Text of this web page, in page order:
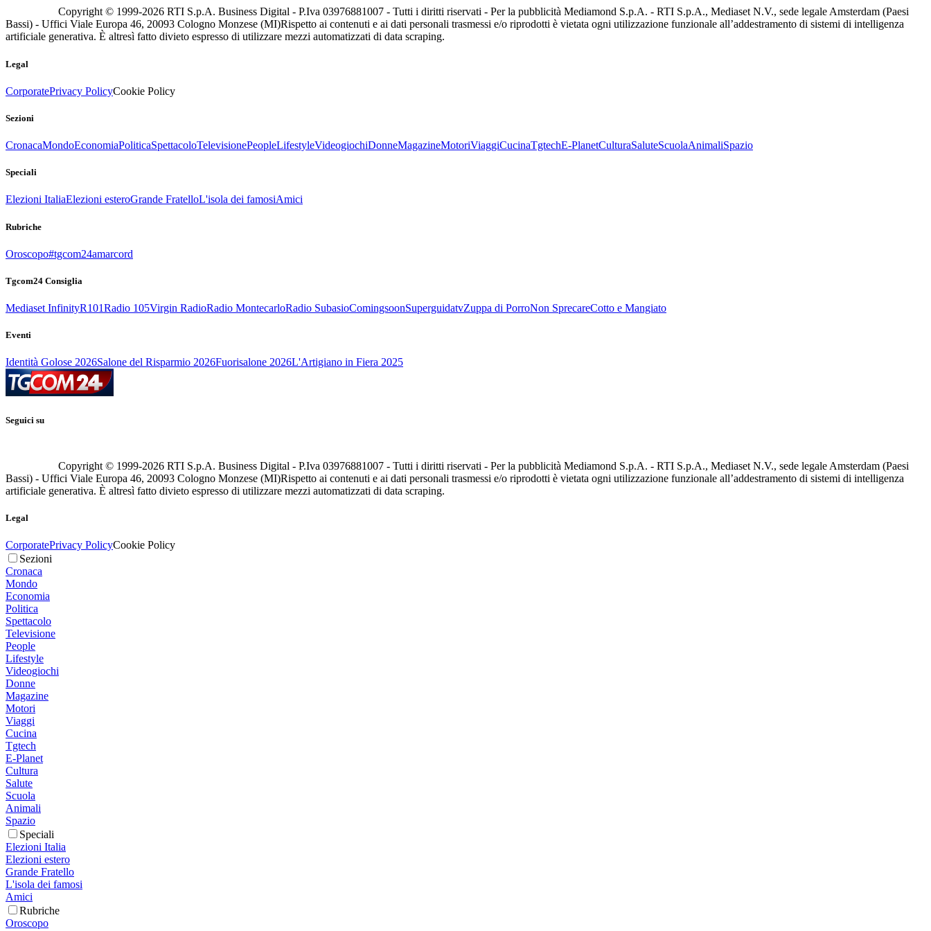
Copyright © 1999-2026 RTI S.p.A. Business Digital - P.Iva 03976881007 - Tutti i diritti riservati - Per la pubblicità Mediamond S.p.A. - RTI S.p.A., Mediaset N.V., sede legale Amsterdam (Paesi
Bassi) - Uffici Viale Europa 46, 20093 Cologno Monzese (MI)Rispetto ai contenuti e ai dati personali trasmessi e/o riprodotti è vietata ogni utilizzazione funzionale all’addestramento di sistemi di intelligenza
artificiale generativa. È altresì fatto divieto espresso di utilizzare mezzi automatizzati di data scraping.
Legal
CorporatePrivacy PolicyCookie Policy
Sezioni
CronacaMondoEconomiaPoliticaSpettacoloTelevisionePeopleLifestyleVideogiochiDonneMagazineMotoriViaggiCucinaTgtechE-PlanetCulturaSaluteScuolaAnimaliSpazio
Speciali
Elezioni ItaliaElezioni esteroGrande FratelloL'isola dei famosiAmici
Rubriche
Oroscopo#tgcom24amarcord
Tgcom24 Consiglia
Mediaset InfinityR101Radio 105Virgin RadioRadio MontecarloRadio SubasioComingsoonSuperguidatvZuppa di PorroNon SprecareCotto e Mangiato
Eventi
Identità Golose 2026Salone del Risparmio 2026Fuorisalone 2026L'Artigiano in Fiera 2025
Seguici su
Copyright © 1999-2026 RTI S.p.A. Business Digital - P.Iva 03976881007 - Tutti i diritti riservati - Per la pubblicità Mediamond S.p.A. - RTI S.p.A., Mediaset N.V., sede legale Amsterdam (Paesi
Bassi) - Uffici Viale Europa 46, 20093 Cologno Monzese (MI)Rispetto ai contenuti e ai dati personali trasmessi e/o riprodotti è vietata ogni utilizzazione funzionale all’addestramento di sistemi di intelligenza
artificiale generativa. È altresì fatto divieto espresso di utilizzare mezzi automatizzati di data scraping.
Legal
CorporatePrivacy PolicyCookie Policy
Sezioni
Cronaca
Mondo
Economia
Politica
Spettacolo
Televisione
People
Lifestyle
Videogiochi
Donne
Magazine
Motori
Viaggi
Cucina
Tgtech
E-Planet
Cultura
Salute
Scuola
Animali
Spazio
Speciali
Elezioni Italia
Elezioni estero
Grande Fratello
L'isola dei famosi
Amici
Rubriche
Oroscopo